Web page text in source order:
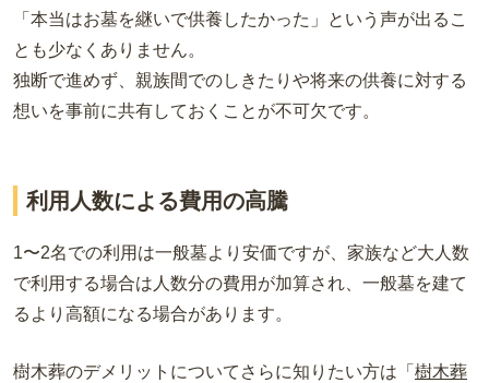
「本当はお墓を継いで供養したかった」という声が出るこ
とも少なくありません。
独断で進めず、親族間でのしきたりや将来の供養に対する
想いを事前に共有しておくことが不可欠です。
利用人数による費用の高騰
1〜2名での利用は一般墓より安価ですが、家族など大人数
で利用する場合は人数分の費用が加算され、一般墓を建て
るより高額になる場合があります。
樹木葬のデメリットについてさらに知りたい方は「 樹木葬